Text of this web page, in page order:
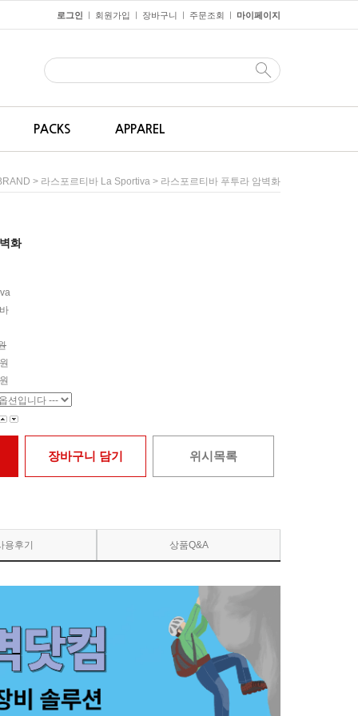
로그인 ㅣ 회원가입 ㅣ 장바구니 ㅣ 주문조회 ㅣ 마이페이지
PACKS APPAREL
> 라스포르티바 La Sportiva > 라스포르티바 푸투라 암벽화
화
장바구니 담기 위시목록
용후기 상품Q&A